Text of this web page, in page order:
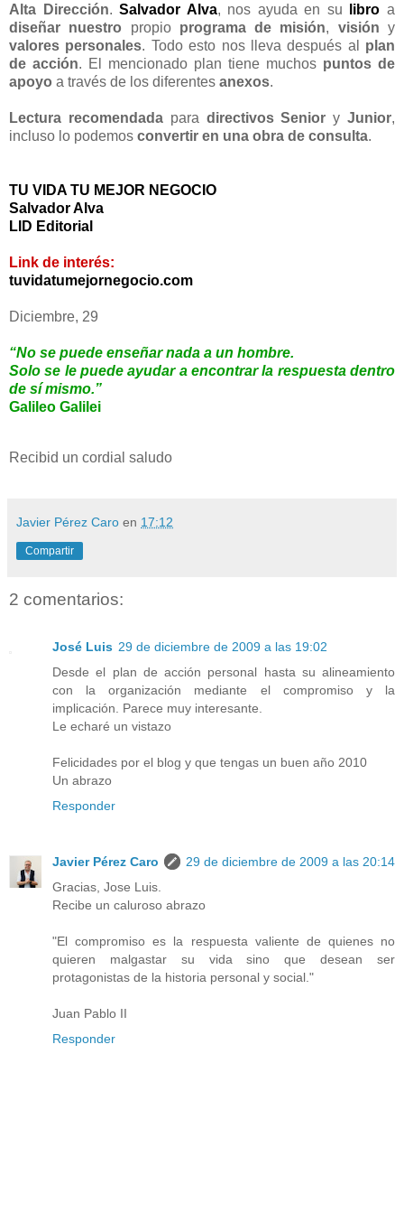
Alta Dirección.Salvador Alva, nos ayuda en su libro a
diseñar nuestro propio programa de misión, visión y
valores personales. Todo esto nos lleva después al plan
de acción. El mencionado plan tiene muchos puntos de
apoyo a través de los diferentes anexos.
Lectura recomendadapara directivos Senior yJunior,
incluso lo podemos convertir en una obra de consulta.
TU VIDA TU MEJOR NEGOCIO
Salvador Alva
LID Editorial
Link de interés:
tuvidatumejornegocio.com
Diciembre, 29
“No se puede enseñar nada a un hombre.
Solo se le puede ayudar a encontrar la respuesta dentro
de sí mismo.”
Galileo Galilei
Recibid un cordial saludo
Javier Pérez Caro en 17:12
Compartir
2 comentarios:
José Luis 29 de diciembre de 2009 a las 19:02
Desde el plan de acción personal hasta su alineamiento
con la organización mediante el compromiso y la
implicación. Parece muy interesante.
Le echaré un vistazo
Felicidades por el blog y que tengas un buen año 2010
Un abrazo
Responder
Javier Pérez Caro
29 de diciembre de 2009 a las 20:14
Gracias, Jose Luis.
Recibe un caluroso abrazo
"El compromiso es la respuesta valiente de quienes no
quieren malgastar su vida sino que desean ser
protagonistas de la historia personal y social."
Juan Pablo II
Responder